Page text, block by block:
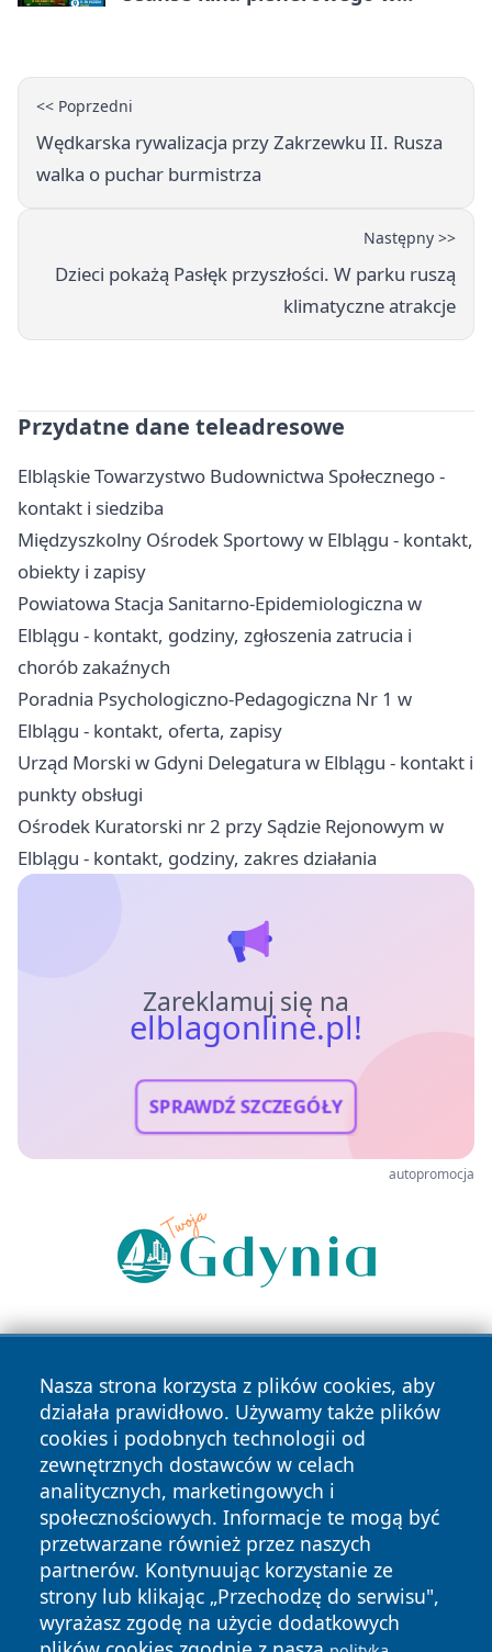
<< Poprzedni
Wędkarska rywalizacja przy Zakrzewku II. Rusza
walka o puchar burmistrza
Następny >>
Dzieci pokażą Pasłęk przyszłości. W parku ruszą
klimatyczne atrakcje
Przydatne dane teleadresowe
Elbląskie Towarzystwo Budownictwa Społecznego -
kontakt i siedziba
Międzyszkolny Ośrodek Sportowy w Elblągu - kontakt,
obiekty i zapisy
Powiatowa Stacja Sanitarno-Epidemiologiczna w
Elblągu - kontakt, godziny, zgłoszenia zatrucia i
chorób zakaźnych
Poradnia Psychologiczno-Pedagogiczna Nr 1 w
Elblągu - kontakt, oferta, zapisy
Urząd Morski w Gdyni Delegatura w Elblągu - kontakt i
punkty obsługi
Ośrodek Kuratorski nr 2 przy Sądzie Rejonowym w
Elblągu - kontakt, godziny, zakres działania
Zareklamuj się na
elblagonline.pl!
SPRAWDŹ SZCZEGÓŁY
autopromocja
Nasza strona korzysta z plików cookies, aby
działała prawidłowo. Używamy także plików
cookies i podobnych technologii od
zewnętrznych dostawców w celach
analitycznych, marketingowych i
społecznościowych. Informacje te mogą być
przetwarzane również przez naszych
partnerów. Kontynuując korzystanie ze
strony lub klikając „Przechodzę do serwisu",
wyrażasz zgodę na użycie dodatkowych
Copyright © 2026 elblagonline.pl Wszystkie prawa
zastrzeżone.
News Autorzy
Polityka
Prywatności
Polityka
Cookies